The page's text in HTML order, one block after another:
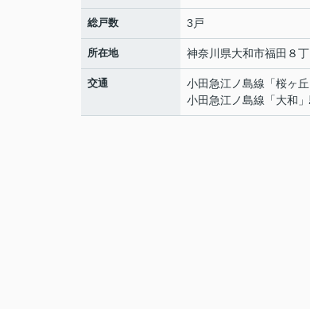
総戸数 3戸
所在地 神奈川県大和市福田 ８
交通 小田急江ノ島線 「桜ヶ丘
小田急江ノ島線 「大和